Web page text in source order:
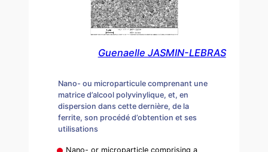
Nano- ou microparticule comprenant une
matrice d’alcool polyvinylique, et, en
dispersion dans cette dernière, de la
ferrite, son procédé d’obtention et ses
utilisations
Nano- or microparticle comprising a
Guenaelle JASMIN-LEBRAS